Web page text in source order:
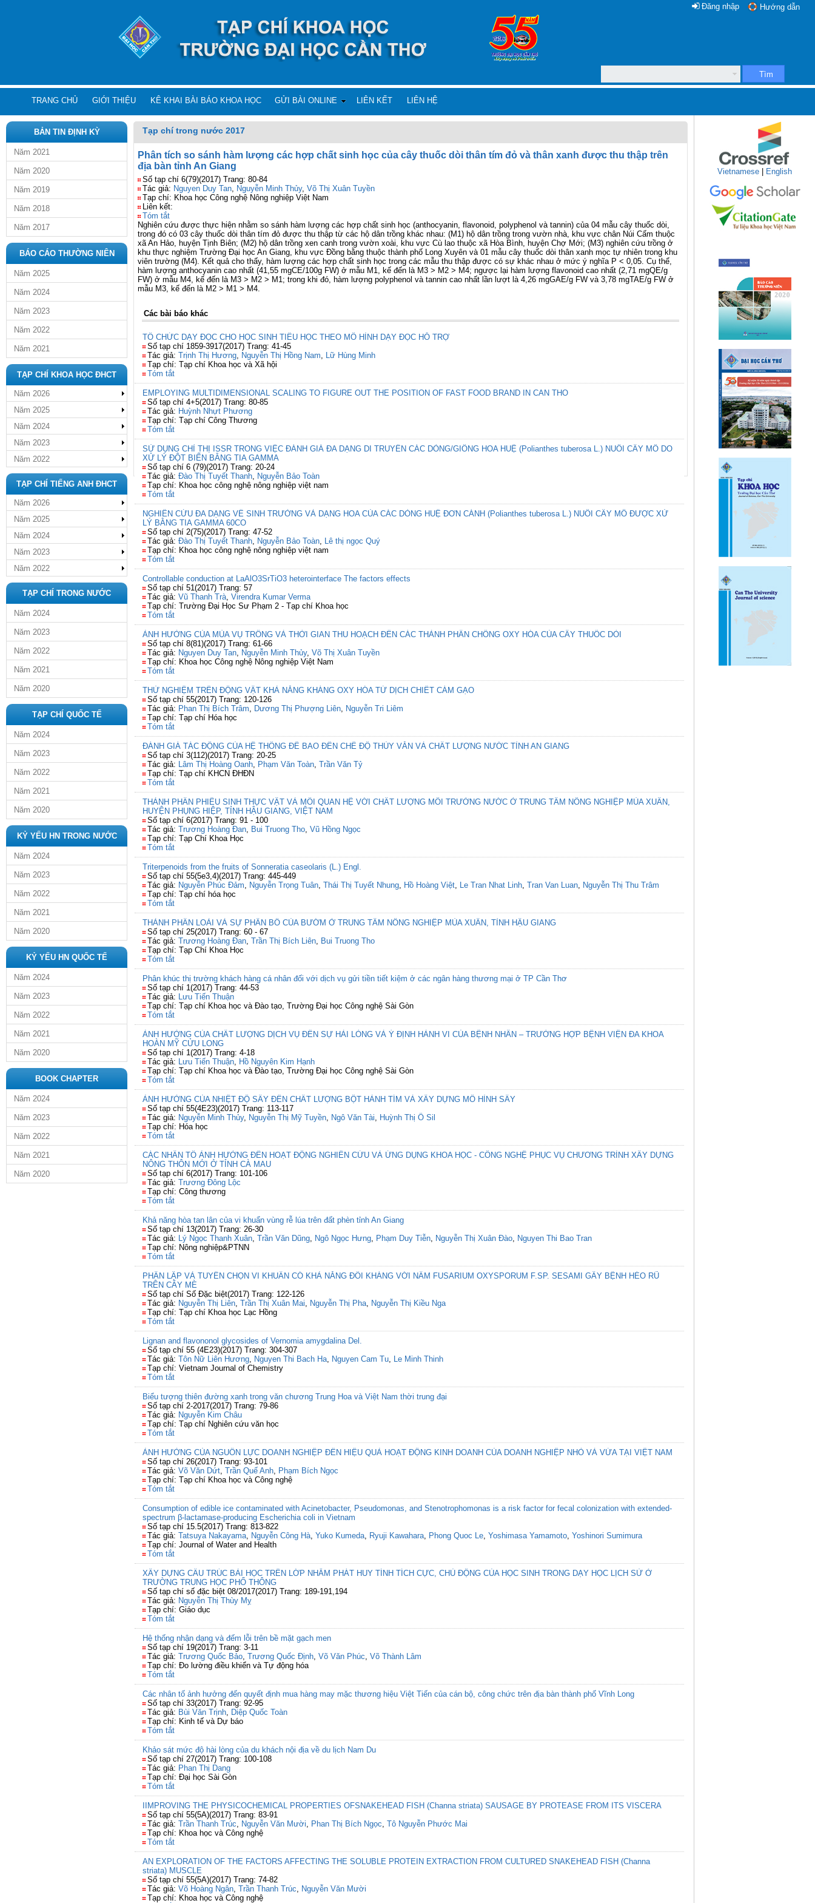
Hướng dẫn
Đăng nhập
Tìm
TRANG CHỦ GIỚI THIỆU KÊ KHAI BÀI BÁO KHOA HỌC GỬI BÀI ONLINE LIÊN KẾT LIÊN HỆ
BẢN TIN ĐỊNH KỲ
Năm 2021
Năm 2020
Năm 2019
Năm 2018
Năm 2017
BÁO CÁO THƯỜNG NIÊN
Năm 2025
Năm 2024
Năm 2023
Năm 2022
Năm 2021
TẠP CHÍ KHOA HỌC ĐHCT
Năm 2026
Năm 2025
Năm 2024
Năm 2023
Năm 2022
TẠP CHÍ TIẾNG ANH ĐHCT
Năm 2026
Năm 2025
Năm 2024
Năm 2023
Năm 2022
TẠP CHÍ TRONG NƯỚC
Năm 2024
Năm 2023
Năm 2022
Năm 2021
Năm 2020
TẠP CHÍ QUỐC TẾ
Năm 2024
Năm 2023
Năm 2022
Năm 2021
Năm 2020
KỶ YẾU HN TRONG NƯỚC
Năm 2024
Năm 2023
Năm 2022
Năm 2021
Năm 2020
KỶ YẾU HN QUỐC TẾ
Năm 2024
Năm 2023
Năm 2022
Năm 2021
Năm 2020
BOOK CHAPTER
Năm 2024
Năm 2023
Năm 2022
Năm 2021
Năm 2020
Tạp chí trong nước 2017
Phân tích so sánh hàm lượng các hợp chất sinh học của cây thuốc dòi thân tím đỏ và thân xanh được thu thập trên
địa bàn tỉnh An Giang
Số tạp chí 6(79)(2017) Trang: 80-84
Tác giả: Nguyen Duy Tan, Nguyễn Minh Thủy, Võ Thị Xuân Tuyền
Tạp chí: Khoa học Công nghệ Nông nghiệp Việt Nam
Liên kết:
Tóm tắt
Nghiên cứu được thực hiện nhằm so sánh hàm lượng các hợp chất sinh học (anthocyanin, flavonoid, polyphenol và tannin) của 04 mẫu cây thuốc dòi,
trong đó có 03 cây thuốc dòi thân tím đỏ được thu thập từ các hộ dân trồng khác nhau: (M1) hộ dân trồng trong vườn nhà, khu vực chân Núi Cấm thuộc
xã An Hảo, huyện Tịnh Biên; (M2) hộ dân trồng xen canh trong vườn xoài, khu vực Cù lao thuộc xã Hòa Bình, huyện Chợ Mới; (M3) nghiên cứu trồng ở
khu thực nghiệm Trường Đại học An Giang, khu vực Đồng bằng thuộc thành phố Long Xuyên và 01 mẫu cây thuốc dòi thân xanh mọc tự nhiên trong khu
viên trường (M4). Kết quả cho thấy, hàm lượng các hợp chất sinh học trong các mẫu thu thập được có sự khác nhau ở mức ý nghĩa P < 0,05. Cụ thể,
hàm lượng anthocyanin cao nhất (41,55 mgCE/100g FW) ở mẫu M1, kế đến là M3 > M2 > M4; ngược lại hàm lượng flavonoid cao nhất (2,71 mgQE/g
FW) ở mẫu M4, kế đến là M3 > M2 > M1; trong khi đó, hàm lượng polyphenol và tannin cao nhất lần lượt là 4,26 mgGAE/g FW và 3,78 mgTAE/g FW ở
mẫu M3, kế đến là M2 > M1 > M4.
Các bài báo khác
TỔ CHỨC DẠY ĐỌC CHO HỌC SINH TIỂU HỌC THEO MÔ HÌNH DẠY ĐỌC HỖ TRỢ
Số tạp chí 1859-3917(2017) Trang: 41-45
Tác giả: Trịnh Thị Hương, Nguyễn Thị Hồng Nam, Lữ Hùng Minh
Tạp chí: Tạp chí Khoa học và Xã hội
Tóm tắt
EMPLOYING MULTIDIMENSIONAL SCALING TO FIGURE OUT THE POSITION OF FAST FOOD BRAND IN CAN THO
Số tạp chí 4+5(2017) Trang: 80-85
Tác giả: Huỳnh Nhựt Phương
Tạp chí: Tạp chí Công Thương
Tóm tắt
SỬ DỤNG CHỈ THỊ ISSR TRONG VIỆC ĐÁNH GIÁ ĐA DẠNG DI TRUYỀN CÁC DÒNG/GIỐNG HOA HUỆ (Polianthes tuberosa L.) NUÔI CẤY MÔ DO
XỬ LÝ ĐỘT BIẾN BẰNG TIA GAMMA
Số tạp chí 6 (79)(2017) Trang: 20-24
Tác giả: Đào Thị Tuyết Thanh, Nguyễn Bảo Toàn
Tạp chí: Khoa học công nghệ nông nghiệp việt nam
Tóm tắt
NGHIÊN CỨU ĐA DẠNG VỀ SINH TRƯỞNG VÀ DẠNG HOA CỦA CÁC DÒNG HUỆ ĐƠN CÁNH (Polianthes tuberosa L.) NUÔI CẤY MÔ ĐƯỢC XỬ
LÝ BẰNG TIA GAMMA 60CO
Số tạp chí 2(75)(2017) Trang: 47-52
Tác giả: Đào Thị Tuyết Thanh, Nguyễn Bảo Toàn, Lê thị ngọc Quý
Tạp chí: Khoa học công nghệ nông nghiệp việt nam
Tóm tắt
Controllable conduction at LaAlO3SrTiO3 heterointerface The factors effects
Số tạp chí 51(2017) Trang: 57
Tác giả: Vũ Thanh Trà, Virendra Kumar Verma
Tạp chí: Trường Đại Học Sư Phạm 2 - Tạp chí Khoa học
Tóm tắt
ẢNH HƯỞNG CỦA MÙA VỤ TRỒNG VÀ THỜI GIAN THU HOẠCH ĐẾN CÁC THÀNH PHẦN CHỐNG OXY HÓA CỦA CÂY THUỐC DÒI
Số tạp chí 8(81)(2017) Trang: 61-66
Tác giả: Nguyen Duy Tan, Nguyễn Minh Thủy, Võ Thị Xuân Tuyền
Tạp chí: Khoa học Công nghệ Nông nghiệp Việt Nam
Tóm tắt
THỬ NGHIỆM TRÊN ĐỘNG VẬT KHẢ NĂNG KHÁNG OXY HÓA TỪ DỊCH CHIẾT CÁM GẠO
Số tạp chí 55(2017) Trang: 120-126
Tác giả: Phan Thị Bích Trâm, Dương Thị Phượng Liên, Nguyễn Tri Liêm
Tạp chí: Tạp chí Hóa học
Tóm tắt
ĐÁNH GIÁ TÁC ĐỘNG CỦA HỆ THỐNG ĐÊ BAO ĐẾN CHẾ ĐỘ THỦY VĂN VÀ CHẤT LƯỢNG NƯỚC TỈNH AN GIANG
Số tạp chí 3(112)(2017) Trang: 20-25
Tác giả: Lâm Thị Hoàng Oanh, Phạm Văn Toàn, Trần Văn Tỷ
Tạp chí: Tạp chí KHCN ĐHĐN
Tóm tắt
THÀNH PHẦN PHIÊU SINH THỰC VẬT VÀ MỐI QUAN HỆ VỚI CHẤT LƯỢNG MÔI TRƯỜNG NƯỚC Ở TRUNG TÂM NÔNG NGHIỆP MÙA XUÂN,
HUYỆN PHỤNG HIỆP, TỈNH HẬU GIANG, VIỆT NAM
Số tạp chí 6(2017) Trang: 91 - 100
Tác giả: Trương Hoàng Đan, Bui Truong Tho, Vũ Hồng Ngọc
Tạp chí: Tạp Chí Khoa Học
Tóm tắt
Triterpenoids from the fruits of Sonneratia caseolaris (L.) Engl.
Số tạp chí 55(5e3,4)(2017) Trang: 445-449
Tác giả: Nguyễn Phúc Đảm, Nguyễn Trọng Tuân, Thái Thị Tuyết Nhung, Hồ Hoàng Việt, Le Tran Nhat Linh, Tran Van Luan, Nguyễn Thị Thu Trâm
Tạp chí: Tạp chí hóa học
Tóm tắt
THÀNH PHẦN LOÀI VÀ SỰ PHÂN BỐ CỦA BƯỚM Ở TRUNG TÂM NÔNG NGHIỆP MÙA XUÂN, TỈNH HẬU GIANG
Số tạp chí 25(2017) Trang: 60 - 67
Tác giả: Trương Hoàng Đan, Trần Thị Bích Liên, Bui Truong Tho
Tạp chí: Tạp Chí Khoa Học
Tóm tắt
Phân khúc thị trường khách hàng cá nhân đối với dịch vụ gửi tiền tiết kiệm ở các ngân hàng thương mại ở TP Cần Thơ
Số tạp chí 1(2017) Trang: 44-53
Tác giả: Lưu Tiến Thuận
Tạp chí: Tạp chí Khoa học và Đào tạo, Trường Đại học Công nghệ Sài Gòn
Tóm tắt
ẢNH HƯỞNG CỦA CHẤT LƯỢNG DỊCH VỤ ĐẾN SỰ HÀI LÒNG VÀ Ý ĐỊNH HÀNH VI CỦA BỆNH NHÂN – TRƯỜNG HỢP BỆNH VIỆN ĐA KHOA
HOÀN MỸ CỬU LONG
Số tạp chí 1(2017) Trang: 4-18
Tác giả: Lưu Tiến Thuận, Hồ Nguyên Kim Hạnh
Tạp chí: Tạp chí Khoa học và Đào tạo, Trường Đại học Công nghệ Sài Gòn
Tóm tắt
ẢNH HƯỞNG CỦA NHIỆT ĐỘ SẤY ĐẾN CHẤT LƯỢNG BỘT HÀNH TÍM VÀ XÂY DỰNG MÔ HÌNH SẤY
Số tạp chí 55(4E23)(2017) Trang: 113-117
Tác giả: Nguyễn Minh Thủy, Nguyễn Thị Mỹ Tuyền, Ngô Văn Tài, Huỳnh Thị Ô Sil
Tạp chí: Hóa học
Tóm tắt
CÁC NHÂN TỐ ẢNH HƯỞNG ĐẾN HOẠT ĐỘNG NGHIÊN CỨU VÀ ỨNG DỤNG KHOA HỌC - CÔNG NGHỆ PHỤC VỤ CHƯƠNG TRÌNH XÂY DỰNG
NÔNG THÔN MỚI Ở TỈNH CÀ MAU
Số tạp chí 6(2017) Trang: 101-106
Tác giả: Trương Đông Lộc
Tạp chí: Công thương
Tóm tắt
Khả năng hòa tan lân của vi khuẩn vùng rễ lúa trên đất phèn tỉnh An Giang
Số tạp chí 13(2017) Trang: 26-30
Tác giả: Lý Ngọc Thanh Xuân, Trần Văn Dũng, Ngô Ngọc Hưng, Phạm Duy Tiễn, Nguyễn Thị Xuân Đào, Nguyen Thi Bao Tran
Tạp chí: Nông nghiệp&PTNN
Tóm tắt
PHÂN LẬP VÀ TUYỂN CHỌN VI KHUẨN CÓ KHẢ NĂNG ĐỐI KHÁNG VỚI NẤM FUSARIUM OXYSPORUM F.SP. SESAMI GÂY BỆNH HÉO RŨ
TRÊN CÂY MÈ
Số tạp chí Số Đặc biệt(2017) Trang: 122-126
Tác giả: Nguyễn Thị Liên, Trần Thị Xuân Mai, Nguyễn Thị Pha, Nguyễn Thị Kiều Nga
Tạp chí: Tạp chí Khoa học Lạc Hồng
Tóm tắt
Lignan and flavononol glycosides of Vernomia amygdalina Del.
Số tạp chí 55 (4E23)(2017) Trang: 304-307
Tác giả: Tôn Nữ Liên Hương, Nguyen Thi Bach Ha, Nguyen Cam Tu, Le Minh Thinh
Tạp chí: Vietnam Journal of Chemistry
Tóm tắt
Biểu tượng thiên đường xanh trong văn chương Trung Hoa và Việt Nam thời trung đại
Số tạp chí 2-2017(2017) Trang: 79-86
Tác giả: Nguyễn Kim Châu
Tạp chí: Tạp chí Nghiên cứu văn học
Tóm tắt
ẢNH HƯỞNG CỦA NGUỒN LỰC DOANH NGHIỆP ĐẾN HIỆU QUẢ HOẠT ĐỘNG KINH DOANH CỦA DOANH NGHIỆP NHỎ VÀ VỪA TẠI VIỆT NAM
Số tạp chí 26(2017) Trang: 93-101
Tác giả: Võ Văn Dứt, Trần Quế Anh, Phạm Bích Ngọc
Tạp chí: Tạp chí Khoa học và Công nghệ
Tóm tắt
Consumption of edible ice contaminated with Acinetobacter, Pseudomonas, and Stenotrophomonas is a risk factor for fecal colonization with extended-
spectrum β-lactamase-producing Escherichia coli in Vietnam
Số tạp chí 15.5(2017) Trang: 813-822
Tác giả: Tatsuya Nakayama, Nguyễn Công Hà, Yuko Kumeda, Ryuji Kawahara, Phong Quoc Le, Yoshimasa Yamamoto, Yoshinori Sumimura
Tạp chí: Journal of Water and Health
Tóm tắt
XÂY DỰNG CẤU TRÚC BÀI HỌC TRÊN LỚP NHẰM PHÁT HUY TÍNH TÍCH CỰC, CHỦ ĐỘNG CỦA HỌC SINH TRONG DẠY HỌC LỊCH SỬ Ở
TRƯỜNG TRUNG HỌC PHỔ THÔNG
Số tạp chí số đặc biệt 08/2017(2017) Trang: 189-191,194
Tác giả: Nguyễn Thị Thùy Mỵ
Tạp chí: Giáo dục
Tóm tắt
Hệ thống nhận dạng và đếm lỗi trên bề mặt gạch men
Số tạp chí 19(2017) Trang: 3-11
Tác giả: Trương Quốc Bảo, Trương Quốc Định, Võ Văn Phúc, Võ Thành Lâm
Tạp chí: Đo lường điều khiển và Tự động hóa
Tóm tắt
Các nhân tố ảnh hưởng đến quyết định mua hàng may mặc thương hiệu Việt Tiến của cán bộ, công chức trên địa bàn thành phố Vĩnh Long
Số tạp chí 33(2017) Trang: 92-95
Tác giả: Bùi Văn Trịnh, Diệp Quốc Toàn
Tạp chí: Kinh tế và Dự báo
Tóm tắt
Khảo sát mức độ hài lòng của du khách nội địa về du lịch Nam Du
Số tạp chí 27(2017) Trang: 100-108
Tác giả: Phan Thị Dang
Tạp chí: Đại học Sài Gòn
Tóm tắt
IIMPROVING THE PHYSICOCHEMICAL PROPERTIES OFSNAKEHEAD FISH (Channa striata) SAUSAGE BY PROTEASE FROM ITS VISCERA
Số tạp chí 55(5A)(2017) Trang: 83-91
Tác giả: Trần Thanh Trúc, Nguyễn Văn Mười, Phan Thị Bích Ngọc, Tô Nguyễn Phước Mai
Tạp chí: Khoa học và Công nghệ
Tóm tắt
AN EXPLORATION OF THE FACTORS AFFECTING THE SOLUBLE PROTEIN EXTRACTION FROM CULTURED SNAKEHEAD FISH (Channa
striata) MUSCLE
Số tạp chí 55(5A)(2017) Trang: 74-82
Tác giả: Võ Hoàng Ngân, Trần Thanh Trúc, Nguyễn Văn Mười
Tạp chí: Khoa học và Công nghệ
Vietnamese English